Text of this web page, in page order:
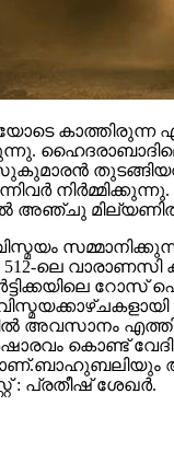
കാത്തിരുന്ന
അഞ്ചു
512-ലെ
അവസാനം
കൊണ്ട്
: പ്രതീഷ് ശേഖർ.